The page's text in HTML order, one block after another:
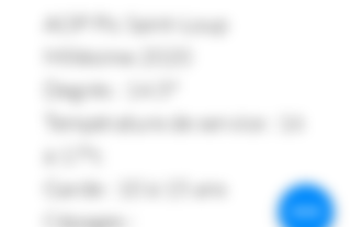
AOP Pic Saint-Loup
Millésime 2020
Degrés : 14.5°
Température de service : 16
Garde : 10 à 15 ans
Cépages :